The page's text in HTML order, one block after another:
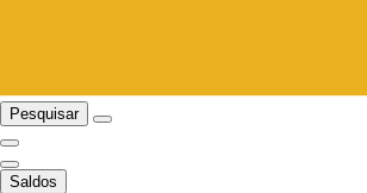
Pesquisar
Saldos